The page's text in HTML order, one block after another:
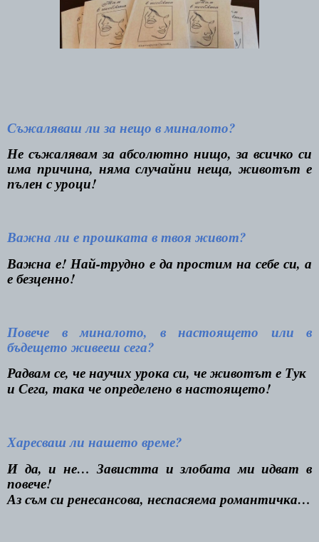
Съжаляваш ли за нещо в миналото?
Не съжалявам за абсолютно нищо, за всичко си
има причина, няма случайни неща, животът е
пълен с уроци!
Важна ли е прошката в твоя живот?
Важна е! Най-трудно е да простим на себе си, а
е безценно!
Повече в миналото, в настоящето или в
бъдещето живееш сега?
Радвам се, че научих урока си, че животът е Тук
и Сега, така че определено в настоящето!
Харесваш ли нашето време?
И да, и не… Завистта и злобата ми идват в
повече!
Аз съм си ренесансова, неспасяема романтичка…